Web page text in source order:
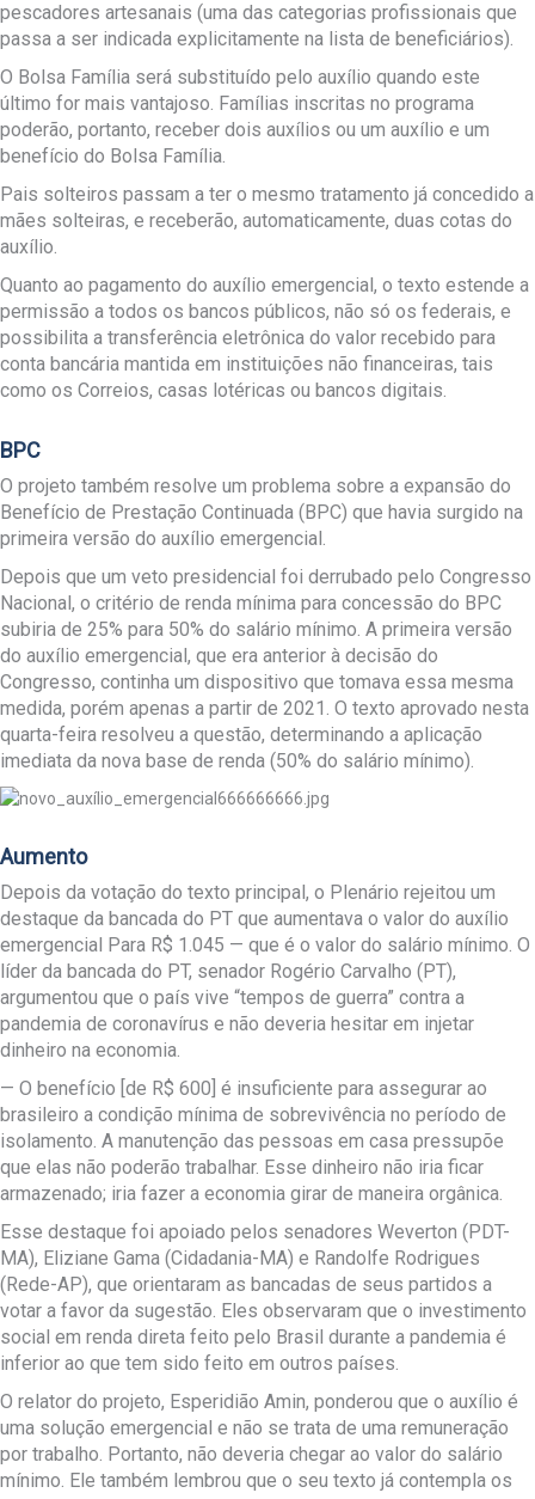
pescadores artesanais (uma das categorias profissionais que
passa a ser indicada explicitamente na lista de beneficiários).
O Bolsa Família será substituído pelo auxílio quando este
último for mais vantajoso. Famílias inscritas no programa
poderão, portanto, receber dois auxílios ou um auxílio e um
benefício do Bolsa Família.
Pais solteiros passam a ter o mesmo tratamento já concedido a
mães solteiras, e receberão, automaticamente, duas cotas do
auxílio.
Quanto ao pagamento do auxílio emergencial, o texto estende a
permissão a todos os bancos públicos, não só os federais, e
possibilita a transferência eletrônica do valor recebido para
conta bancária mantida em instituições não financeiras, tais
como os Correios, casas lotéricas ou bancos digitais.
BPC
O projeto também resolve um problema sobre a expansão do
Benefício de Prestação Continuada (BPC) que havia surgido na
primeira versão do auxílio emergencial.
Depois que um veto presidencial foi derrubado pelo Congresso
Nacional, o critério de renda mínima para concessão do BPC
subiria de 25% para 50% do salário mínimo. A primeira versão
do auxílio emergencial, que era anterior à decisão do
Congresso, continha um dispositivo que tomava essa mesma
medida, porém apenas a partir de 2021. O texto aprovado nesta
quarta-feira resolveu a questão, determinando a aplicação
imediata da nova base de renda (50% do salário mínimo).
Aumento
Depois da votação do texto principal, o Plenário rejeitou um
destaque da bancada do PT que aumentava o valor do auxílio
emergencial Para R$ 1.045 — que é o valor do salário mínimo. O
líder da bancada do PT, senador Rogério Carvalho (PT),
argumentou que o país vive “tempos de guerra” contra a
pandemia de coronavírus e não deveria hesitar em injetar
dinheiro na economia.
— O benefício [de R$ 600] é insuficiente para assegurar ao
brasileiro a condição mínima de sobrevivência no período de
isolamento. A manutenção das pessoas em casa pressupõe
que elas não poderão trabalhar. Esse dinheiro não iria ficar
armazenado; iria fazer a economia girar de maneira orgânica.
Esse destaque foi apoiado pelos senadores Weverton (PDT-
MA), Eliziane Gama (Cidadania-MA) e Randolfe Rodrigues
(Rede-AP), que orientaram as bancadas de seus partidos a
votar a favor da sugestão. Eles observaram que o investimento
social em renda direta feito pelo Brasil durante a pandemia é
inferior ao que tem sido feito em outros países.
O relator do projeto, Esperidião Amin, ponderou que o auxílio é
uma solução emergencial e não se trata de uma remuneração
por trabalho. Portanto, não deveria chegar ao valor do salário
mínimo. Ele também lembrou que o seu texto já contempla os